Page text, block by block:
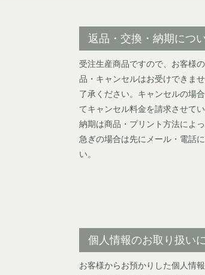
返品・交換・納期につ
受注生産商品ですので、お客様
品・キャンセルはお受けできま
了承ください。キャンセルの場
てキャンセル料金を請求させてい
納期は商品・プリント方法によ
急ぎの場合は先にメール・電話
い。
個人情報のお取り扱い
お客様からお預かりした個人情